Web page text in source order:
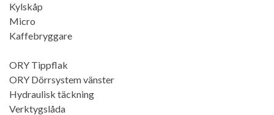
Kylskåp
Micro
Kaffebryggare
ORY Tippflak
ORY Dörrsystem vänster
Hydraulisk täckning
Verktygslåda